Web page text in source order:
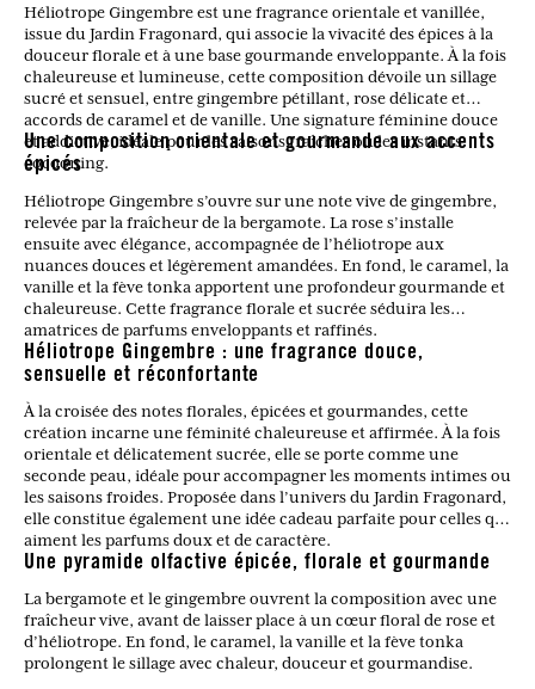
Héliotrope Gingembre est une fragrance orientale et vanillée,
issue du Jardin Fragonard, qui associe la vivacité des épices à la
douceur florale et à une base gourmande enveloppante. À la fois
chaleureuse et lumineuse, cette composition dévoile un sillage
sucré et sensuel, entre gingembre pétillant, rose délicate et
accords de caramel et de vanille. Une signature féminine douce
et addictive, idéale pour les saisons fraîches ou les instants
cocooning.
Une composition orientale et gourmande aux accents
épicés
Héliotrope Gingembre s’ouvre sur une note vive de gingembre,
relevée par la fraîcheur de la bergamote. La rose s’installe
ensuite avec élégance, accompagnée de l’héliotrope aux
nuances douces et légèrement amandées. En fond, le caramel, la
vanille et la fève tonka apportent une profondeur gourmande et
chaleureuse. Cette fragrance florale et sucrée séduira les
amatrices de parfums enveloppants et raffinés.
Héliotrope Gingembre : une fragrance douce,
sensuelle et réconfortante
À la croisée des notes florales, épicées et gourmandes, cette
création incarne une féminité chaleureuse et affirmée. À la fois
orientale et délicatement sucrée, elle se porte comme une
seconde peau, idéale pour accompagner les moments intimes ou
les saisons froides. Proposée dans l’univers du Jardin Fragonard,
elle constitue également une idée cadeau parfaite pour celles qui
aiment les parfums doux et de caractère.
Une pyramide olfactive épicée, florale et gourmande
La bergamote et le gingembre ouvrent la composition avec une
fraîcheur vive, avant de laisser place à un cœur floral de rose et
d’héliotrope. En fond, le caramel, la vanille et la fève tonka
prolongent le sillage avec chaleur, douceur et gourmandise.